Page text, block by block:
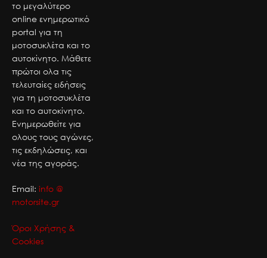
το μεγαλύτερο
online ενημερωτικό
portal για τη
μοτοσυκλέτα και το
αυτοκίνητο. Μάθετε
πρώτοι ολα τις
τελευταίες ειδήσεις
για τη μοτοσυκλέτα
και το αυτοκίνητο.
Ενημερωθείτε για
ολους τους αγώνες,
τις εκδηλώσεις, και
νέα της αγοράς.
Email: info @
motorsite.gr
Όροι Χρήσης &
Cookies